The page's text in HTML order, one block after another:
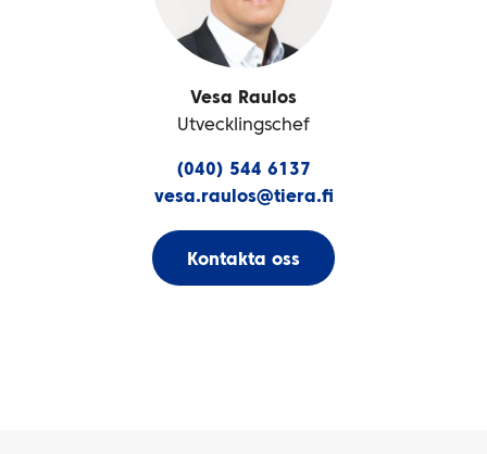
Vesa Raulos
Utvecklingschef
(040) 544 6137
vesa.raulos@tiera.fi
Kontakta oss